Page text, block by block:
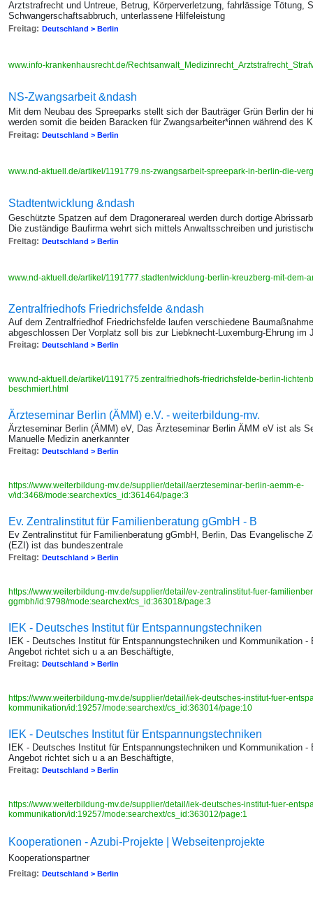
Arztstrafrecht und Untreue, Betrug, Körperverletzung, fahrlässige Tötung,
Schwangerschaftsabbruch, unterlassene Hilfeleistung
Freitag: Deutschland > Berlin
www.info-krankenhausrecht.de/
NS-Zwangsarbeit &ndash
Mit dem Neubau des Spreeparks stellt sich der Bauträger Grün Berlin der
werden somit die beiden Baracken für Zwangsarbeiter*innen während des
Freitag: Deutschland > Berlin
www.nd-aktuell.de/artikel/1191779.ns-zwangsarbeit-spreepark-in-berlin-die-
Stadtentwicklung &ndash
Geschützte Spatzen auf dem Dragonerareal werden durch dortige
Die zuständige Baufirma wehrt sich mittels Anwaltsschreiben und
Freitag: Deutschland > Berlin
www.nd-aktuell.de/artikel/1191777.stadtentwicklung-berlin-kreuzberg-mit-dem-
Zentralfriedhofs Friedrichsfelde &ndash
Auf dem Zentralfriedhof Friedrichsfelde laufen verschiedene
abgeschlossen Der Vorplatz soll bis zur Liebknecht-Luxemburg-Ehrung im
Freitag: Deutschland > Berlin
www.nd-aktuell.de/artikel/1191775.zentralfriedhofs-friedrichsfelde-berlin-
beschmiert.html
Ärzteseminar Berlin (ÄMM) e.V. - weiterbildung-mv.
Ärzteseminar Berlin (ÄMM) eV, Das Ärzteseminar Berlin ÄMM eV ist als
Manuelle Medizin anerkannter
Freitag: Deutschland > Berlin
https://www.weiterbildung-mv.de/supplier/detail/aerzteseminar-berlin-aemm-e-
v/id:3468/mode:searchext/cs_id:361464/page:3
Ev. Zentralinstitut für Familienberatung gGmbH - B
Ev Zentralinstitut für Familienberatung gGmbH, Berlin, Das Evangelische
(EZI) ist das bundeszentrale
Freitag: Deutschland > Berlin
https://www.weiterbildung-mv.de/supplier/detail/ev-zentralinstitut-fuer-
ggmbh/id:9798/mode:searchext/cs_id:363018/page:3
IEK - Deutsches Institut für Entspannungstechniken
IEK - Deutsches Institut für Entspannungstechniken und Kommunikation
Angebot richtet sich u a an Beschäftigte,
Freitag: Deutschland > Berlin
https://www.weiterbildung-mv.de/supplier/detail/iek-deutsches-institut-fuer-
kommunikation/id:19257/mode:searchext/cs_id:363014/page:10
IEK - Deutsches Institut für Entspannungstechniken
IEK - Deutsches Institut für Entspannungstechniken und Kommunikation
Angebot richtet sich u a an Beschäftigte,
Freitag: Deutschland > Berlin
https://www.weiterbildung-mv.de/supplier/detail/iek-deutsches-institut-fuer-
kommunikation/id:19257/mode:searchext/cs_id:363012/page:1
Kooperationen - Azubi-Projekte | Webseitenprojekte
Kooperationspartner
Freitag: Deutschland > Berlin